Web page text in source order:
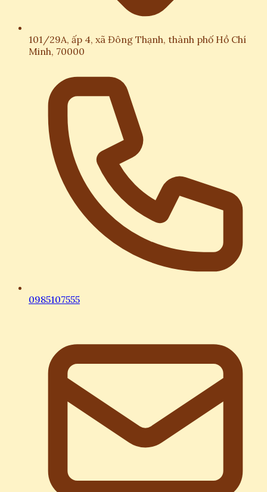
101/29A, ấp 4, xã Đông Thạnh, thành phố Hồ Chí
Minh, 70000
0985107555